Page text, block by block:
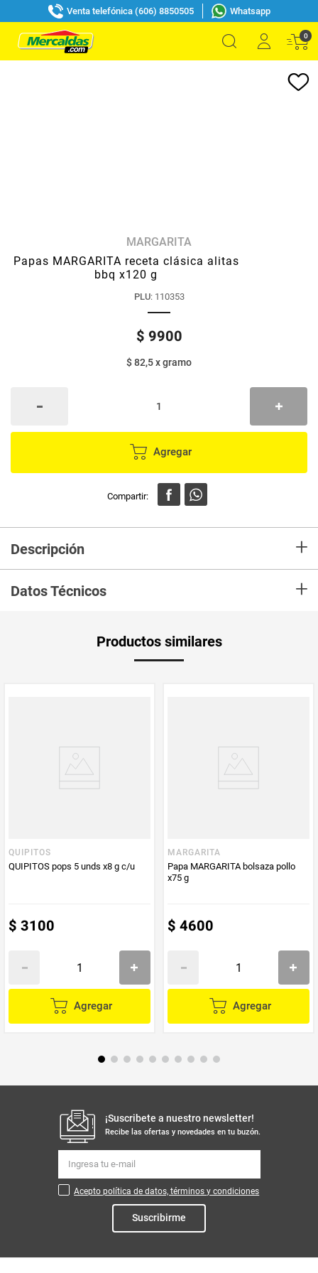
Venta telefónica (606) 8850505 Whatsapp
0
MARGARITA
Papas MARGARITA receta clásica alitas
bbq x120 g
PLU: 110353
$ 9900
$ 82,5xgramo
Agregar
Descripción +
bbq x120 g. en Mercaldas,Lo recibiras en tu casa en las mejores
Datos Técnicos +
Producto (kg)
Productos similares
QUIPITOS
QUIPITOS pops 5 unds x8 g c/u
$ 3100
Agregar
MARGARITA
Papa MARGARITA bolsaza pollo
x75 g
$ 4600
Agregar
¡Suscribete a nuestro newsletter!
Recibe las ofertas y novedades en tu buzón.
Acepto política de datos, términos y condiciones
Suscribirme